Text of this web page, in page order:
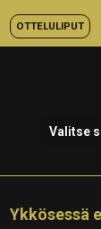
OTTELULIPUT
Valitse
Ykkösessä